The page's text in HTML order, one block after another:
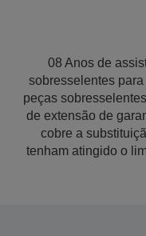
08 Anos de
sobresselentes
peças
de extensão de
cobre a
tenham atingido o